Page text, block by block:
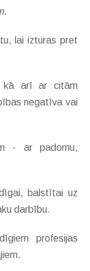
lai izturas pret
kā arī ar citām
negatīva vai
- ar padomu,
balstītai uz
darbību.
profesijas